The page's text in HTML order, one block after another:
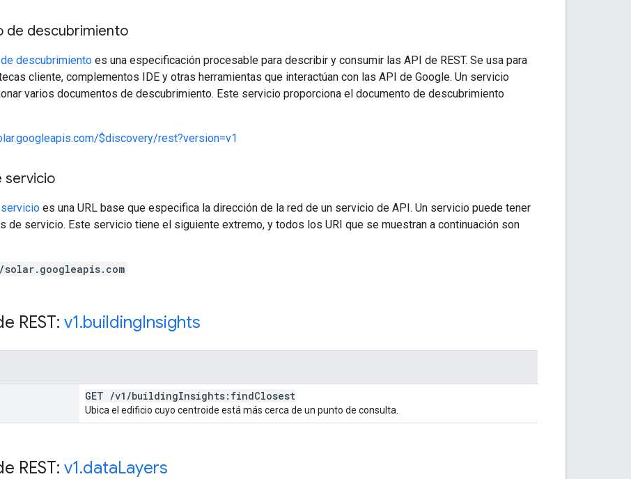
de descubrimiento
de descubrimiento es una especificación procesable para describir y consumir las API de REST. Se usa para
cliente, complementos IDE y otras herramientas que interactúan con las API de Google. Un servicio
varios documentos de descubrimiento. Este servicio proporciona el documento de descubrimiento
$discovery/rest?version=v1
servicio
servicio es una URL base que especifica la dirección de la red de un servicio de API. Un servicio puede tener
de servicio. Este servicio tiene el siguiente extremo, y todos los URI que se muestran a continuación son
REST: v1.buildingInsights
GET /v1 /buildingInsights:findClosest
Ubica el edificio cuyo centroide está más cerca de un punto de consulta.
REST: v1.dataLayers